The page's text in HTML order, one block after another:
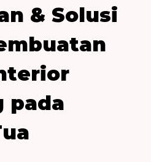
& Solusi
pada